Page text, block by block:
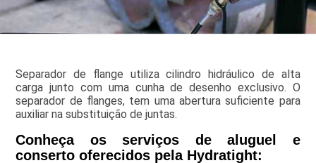
Separador de flange utiliza cilindro hidráulico de alta
carga junto com uma cunha de desenho exclusivo. O
separador de flanges, tem uma abertura suficiente para
auxiliar na substituição de juntas.
Conheça os serviços de aluguel e
conserto oferecidos pela Hydratight: